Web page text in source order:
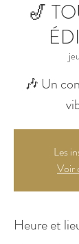
🎷
🎶 Un
Les
Voir
Heure et